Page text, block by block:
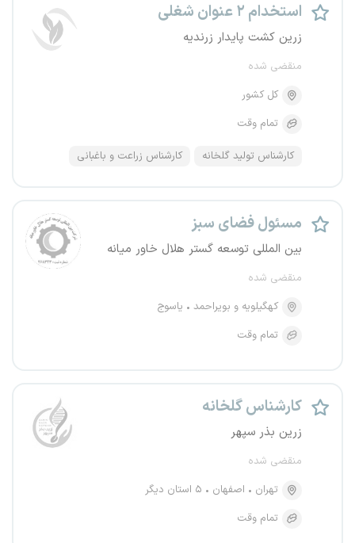
استخدام ۲ عنوان شغلی
زرین کشت پایدار زرندیه
منقضی شده
کل کشور
تمام وقت
کارشناس تولید گلخانه کارشناس زراعت و باغبانی
مسئول فضای سبز
بین المللی توسعه گستر هلال خاور میانه
منقضی شده
کهگیلویه و بویراحمد
یاسوج
تمام وقت
کارشناس گلخانه
زرین بذر سپهر
منقضی شده
تهران
اصفهان
۵ استان دیگر
تمام وقت